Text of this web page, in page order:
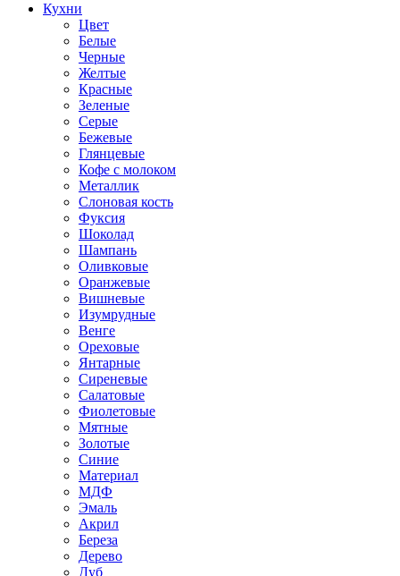
Кухни
Цвет
Белые
Черные
Желтые
Красные
Зеленые
Серые
Бежевые
Глянцевые
Кофе с молоком
Металлик
Слоновая кость
Фуксия
Шоколад
Шампань
Оливковые
Оранжевые
Вишневые
Изумрудные
Венге
Ореховые
Янтарные
Сиреневые
Салатовые
Фиолетовые
Мятные
Золотые
Синие
Материал
МДФ
Эмаль
Акрил
Береза
Дерево
Дуб